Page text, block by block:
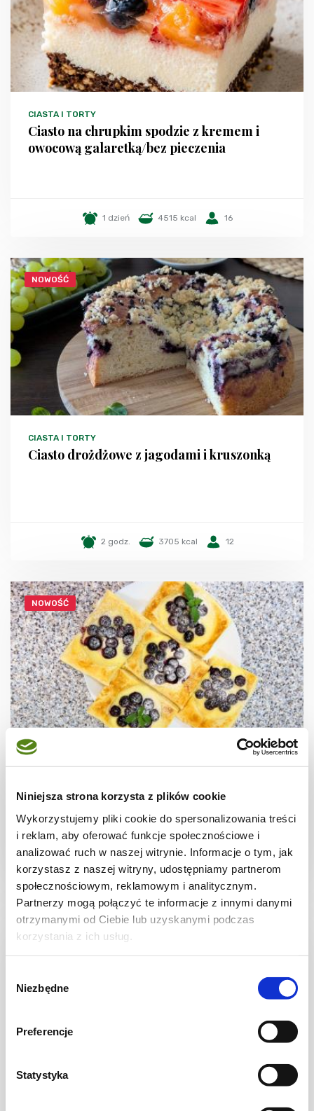
Niniejsza strona korzysta z plików cookie
Wykorzystujemy pliki cookie do spersonalizowania treści
i reklam, aby oferować funkcje społecznościowe i
analizować ruch w naszej witrynie. Informacje o tym, jak
korzystasz z naszej witryny, udostępniamy partnerom
społecznościowym, reklamowym i analitycznym.
Partnerzy mogą połączyć te informacje z innymi danymi
otrzymanymi od Ciebie lub uzyskanymi podczas
korzystania z ich usług.
zgody
Niezbędne
Preferencje
Statystyka
CIASTA I TORTY
Ciasto na chrupkim spodzie z kremem i
owocową galaretką/bez pieczenia
1 dzień 4515 kcal 16
NOWOŚĆ
CIASTA I TORTY
Ciasto drożdżowe z jagodami i kruszonką
2 godz. 3705 kcal 12
NOWOŚĆ
30 min. 1531 kcal 8